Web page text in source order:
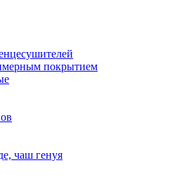
покрытием
чаш генуя